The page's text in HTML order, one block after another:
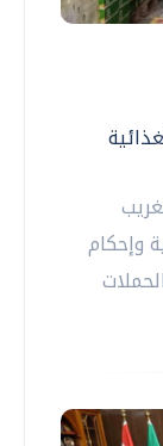
وإحكام